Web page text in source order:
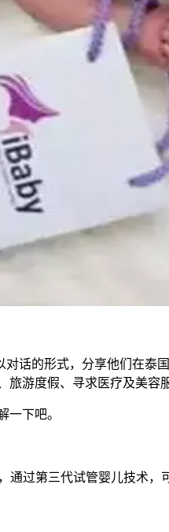
话的形式，分享他们在
游度假、寻求医疗及美容
一下吧。
过第三代试管婴儿技术